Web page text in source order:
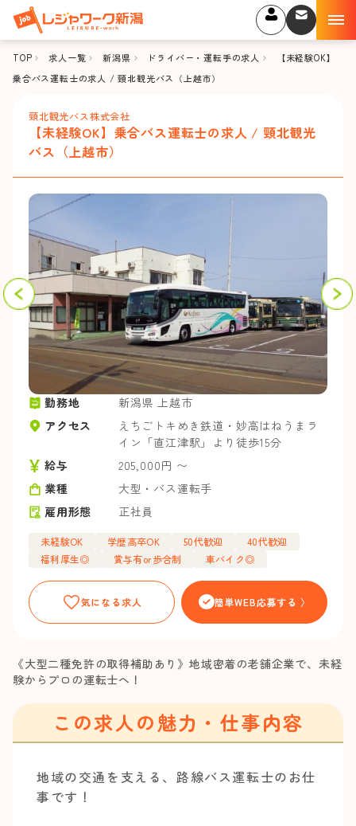
TOP 求人一覧 新潟県 ドライバー・運転手の求人
【未経験OK】
乗合バス運転士の求人 / 頸北観光バス（上越市）
頸北観光バス株式会社
【未経験OK】乗合バス運転士の求人 / 頸北観光
バス（上越市）
勤務地
新潟県 上越市
アクセス
えちごトキめき鉄道・妙高はねうまラ
イン「直江津駅」より徒歩15分
給与
205,000円 〜
業種
大型・バス運転手
雇用形態
正社員
未経験OK 学歴高卒OK 50代歓迎
40代歓迎
福利厚生◎
賞与有or歩合制 車バイク◎
気になる求人 簡単WEB応募する 〉
《大型二種免許の取得補助あり》地域密着の老舗企業で、未経
験からプロの運転士へ！
この求人の魅力・仕事内容
地域の交通を支える、路線バス運転士のお仕
事です！